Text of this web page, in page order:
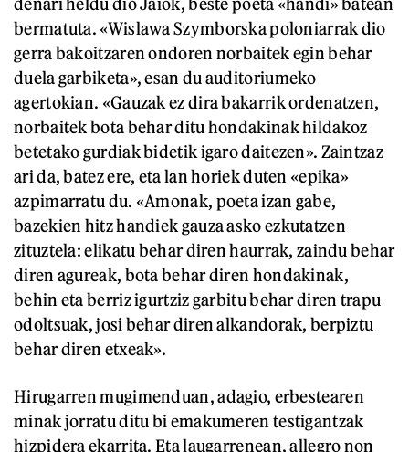
bermatuta. «Wislawa Szymborska poloniarrak dio
gerra bakoitzaren ondoren norbaitek egin behar
duela garbiketa», esan du auditoriumeko
agertokian. «Gauzak ez dira bakarrik ordenatzen,
norbaitek bota behar ditu hondakinak hildakoz
betetako gurdiak bidetik igaro daitezen». Zaintzaz
ari da, batez ere, eta lan horiek duten «epika»
azpimarratu du. «Amonak, poeta izan gabe,
bazekien hitz handiek gauza asko ezkutatzen
zituztela: elikatu behar diren haurrak, zaindu behar
diren agureak, bota behar diren hondakinak,
behin eta berriz igurtziz garbitu behar diren trapu
odoltsuak, josi behar diren alkandorak, berpiztu
behar diren etxeak».
Hirugarren mugimenduan, adagio, erbestearen
minak jorratu ditu bi emakumeren testigantzak
hizpidera ekarrita. Eta laugarrenean, allegro non